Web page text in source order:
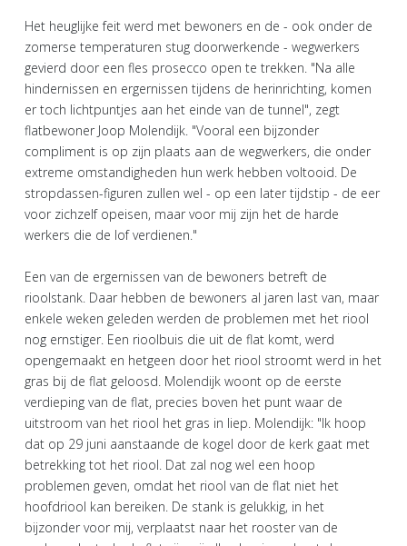
Het heuglijke feit werd met bewoners en de - ook onder de
zomerse temperaturen stug doorwerkende - wegwerkers
gevierd door een fles prosecco open te trekken. "Na alle
hindernissen en ergernissen tijdens de herinrichting, komen
er toch lichtpuntjes aan het einde van de tunnel", zegt
flatbewoner Joop Molendijk. "Vooral een bijzonder
compliment is op zijn plaats aan de wegwerkers, die onder
extreme omstandigheden hun werk hebben voltooid. De
stropdassen-figuren zullen wel - op een later tijdstip - de eer
voor zichzelf opeisen, maar voor mij zijn het de harde
werkers die de lof verdienen."
Een van de ergernissen van de bewoners betreft de
rioolstank. Daar hebben de bewoners al jaren last van, maar
enkele weken geleden werden de problemen met het riool
nog ernstiger. Een rioolbuis die uit de flat komt, werd
opengemaakt en hetgeen door het riool stroomt werd in het
gras bij de flat geloosd. Molendijk woont op de eerste
verdieping van de flat, precies boven het punt waar de
uitstroom van het riool het gras in liep. Molendijk: "Ik hoop
dat op 29 juni aanstaande de kogel door de kerk gaat met
betrekking tot het riool. Dat zal nog wel een hoop
problemen geven, omdat het riool van de flat niet het
hoofdriool kan bereiken. De stank is gelukkig, in het
bijzonder voor mij, verplaatst naar het rooster van de